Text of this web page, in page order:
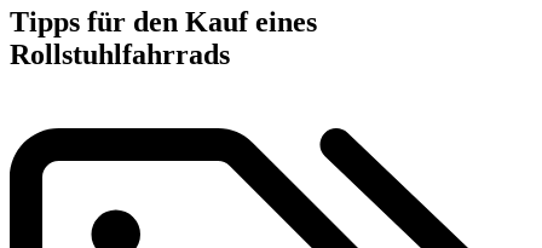
Tipps für den Kauf eines
Rollstuhlfahrrads